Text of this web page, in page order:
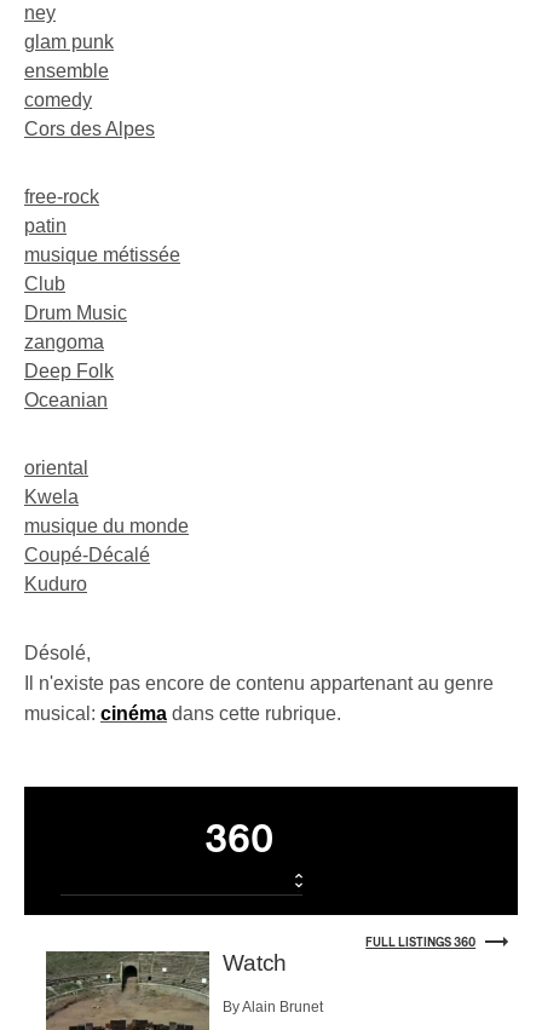
ney
glam punk
ensemble
comedy
Cors des Alpes
free-rock
patin
musique métissée
Club
Drum Music
zangoma
Deep Folk
Oceanian
oriental
Kwela
musique du monde
Coupé-Décalé
Kuduro
Désolé,
Il n'existe pas encore de contenu appartenant au genre
musical: cinéma dans cette rubrique.
360
FULL LISTINGS 360
Watch
By Alain Brunet